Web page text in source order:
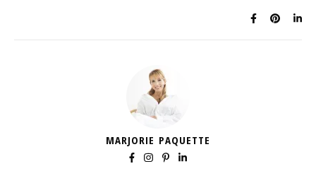
MARJORIE PAQUETTE